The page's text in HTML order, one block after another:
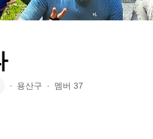
∙ 용산구 ∙ 멤버 37